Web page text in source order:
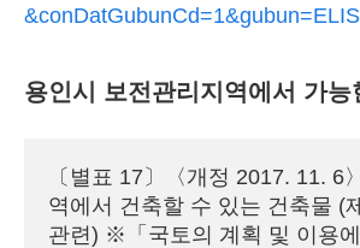
&conDatGubunCd=1&gubun=ELIS
용인시 보전관리지역에서 가능
〔별표 17〕〈개정 2017. 11. 6
역에서 건축할 수 있는 건축물 (
관련) ※「국토의 계획 및 이용에